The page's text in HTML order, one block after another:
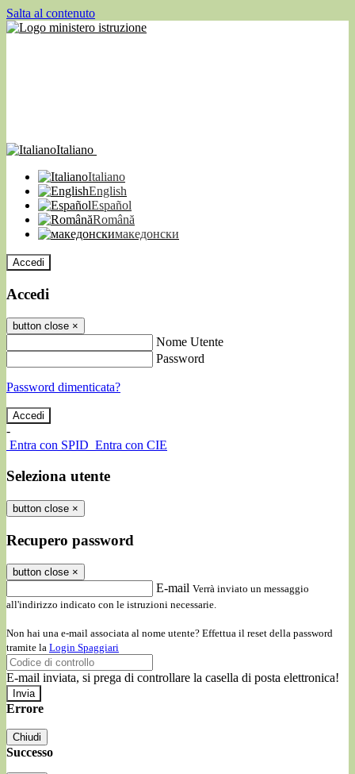
Salta al contenuto
Italiano
Italiano
English
Español
Română
македонски
Accedi
Accedi
button close ×
Nome Utente
Password
Password dimenticata?
-
Entra con SPID Entra con CIE
Seleziona utente
button close ×
Recupero password
button close ×
E-mail Verrà inviato un messaggio
all'indirizzo indicato con le istruzioni necessarie.
Non hai una e-mail associata al nome utente? Effettua il reset della password
tramite la Login Spaggiari
E-mail inviata, si prega di controllare la casella di posta elettronica!
Errore
Chiudi
Successo